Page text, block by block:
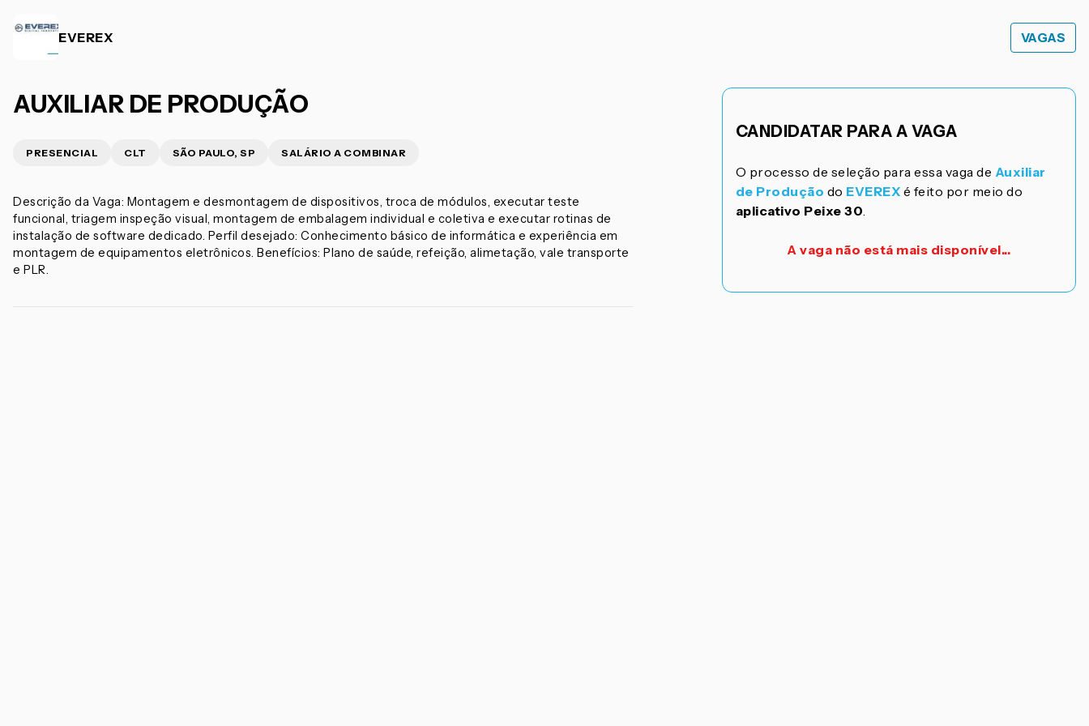
EVEREX VAGAS
AUXILIAR DE PRODUÇÃO
PRESENCIAL CLT SÃO PAULO, SP SALÁRIO A COMBINAR
Descrição da Vaga: Montagem e desmontagem de dispositivos, troca de módulos, executar teste
funcional, triagem inspeção visual, montagem de embalagem individual e coletiva e executar rotinas de
instalação de software dedicado. Perfil desejado: Conhecimento básico de informática e experiência em
montagem de equipamentos eletrônicos. Benefícios: Plano de saúde, refeição, alimetação, vale transporte
e PLR.
CANDIDATAR PARA A VAGA
O processo de seleção para essa vaga de Auxiliar
de Produção do EVEREX é feito por meio do
aplicativo Peixe 30.
A vaga não está mais disponível...